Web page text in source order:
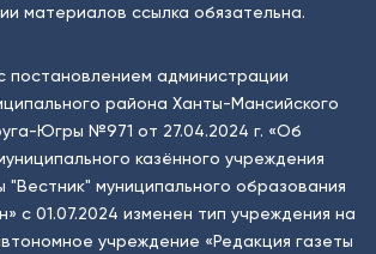
материалов ссылка обязательна.
постановлением администрации
района Ханты-Мансийского
Югры №971 от 27.04.2024 г. «Об
казённого учреждения
"Вестник" муниципального образования
с 01.07.2024 изменен тип учреждения на
учреждение «Редакция газеты